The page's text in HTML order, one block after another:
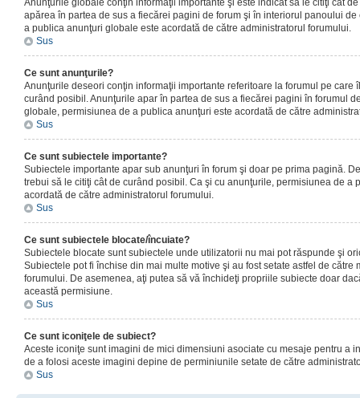
Anunţurile globale conţin informaţii importante şi este indicat să le citiţi cât
apărea în partea de sus a fiecărei pagini de forum şi în interiorul panoului
a publica anunţuri globale este acordată de către administratorul forumului.
Sus
Ce sunt anunţurile?
Anunţurile deseori conţin informaţii importante referitoare la forumul pe care
curând posibil. Anunţurile apar în partea de sus a fiecărei pagini în forumul
globale, permisiunea de a publica anunţuri este acordată de către
Sus
Ce sunt subiectele importante?
Subiectele importante apar sub anunţuri în forum şi doar pe prima pagină.
trebui să le citiţi cât de curând posibil. Ca şi cu anunţurile, permisiunea de a
acordată de către administratorul forumului.
Sus
Ce sunt subiectele blocate/încuiate?
Subiectele blocate sunt subiectele unde utilizatorii nu mai pot răspunde şi
Subiectele pot fi închise din mai multe motive şi au fost setate astfel de către
forumului. De asemenea, aţi putea să vă închideţi propriile subiecte doar
această permisiune.
Sus
Ce sunt iconiţele de subiect?
Aceste iconiţe sunt imagini de mici dimensiuni asociate cu mesaje pentru a
de a folosi aceste imagini depine de perminiunile setate de către
Sus